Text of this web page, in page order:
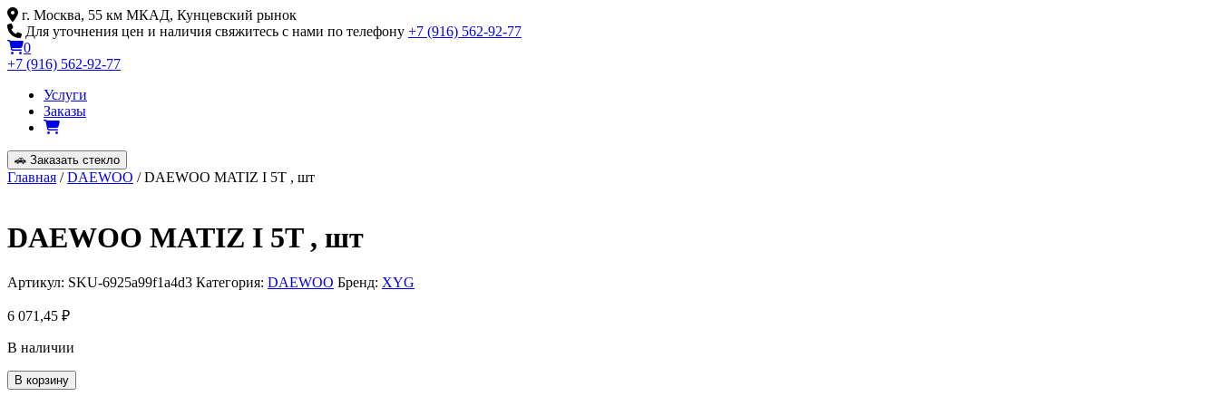
Skip
to
content
г. Москва, 55 км МКАД, Кунцевский рынок
Для уточнения цен и наличия свяжитесь с нами по телефону +7 (916) 562-92-77
0
+7 (916) 562-92-77
Услуги
Заказы
🚗 Заказать стекло
Главная /DAEWOO / DAEWOO MATIZ I 5T , шт
DAEWOO MATIZ I 5T , шт
Артикул: SKU-6925a99f1a4d3 Категория: DAEWOO Бренд: XYG
6 071,45 ₽
В наличии
Количество
товара
В корзину